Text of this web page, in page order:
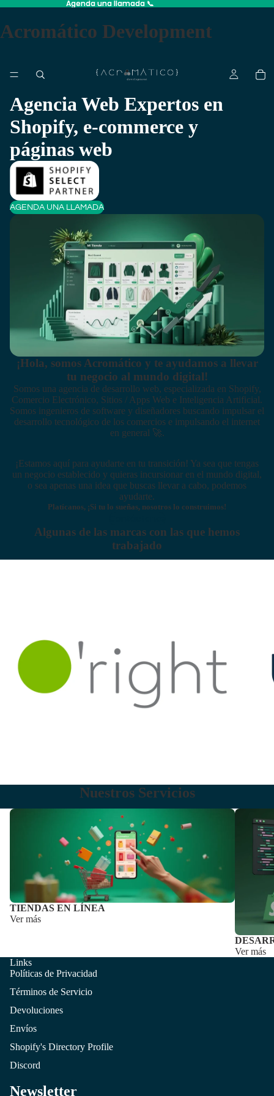
Agenda una llamada 📞
Agenda una llamada 📞
Acromático Development
Agencia Web Expertos en
Shopify, e-commerce y
páginas web
AGENDA UNA LLAMADA
¡Hola, somos Acromático y te ayudamos a llevar
tu negocio al mundo digital!
Somos una agencia de desarrollo web, especializada en Shopify,
Comercio Electrónico, Sitios / Apps Web e Inteligencia Artificial.
Somos ingenieros de software y diseñadores buscando impulsar el
desarrollo tecnológico de los comercios e impulsando el internet
en general 🚀.
¡Estamos aquí para ayudarte en tu transición! Ya sea que tengas
un negocio establecido y quieras incursionar en el mundo digital,
o sea apenas una idea que buscas llevar a cabo, podemos
ayudarte.
Platícanos, ¡Si tu lo sueñas, nosotros lo construimos!
Algunas de las marcas con las que hemos
trabajado
Nuestros Servicios
TIENDAS EN LÍNEA
Ver más
Ver más
Links
Políticas de Privacidad
Términos de Servicio
Devoluciones
Envíos
Shopify's Directory Profile
Discord
Newsletter